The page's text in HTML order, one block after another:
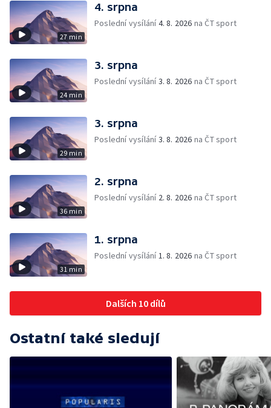
27 min
4. srpna
Poslední vysílání4. 8. 2026 na ČT sport
24 min
3. srpna
Poslední vysílání3. 8. 2026 na ČT sport
29 min
3. srpna
Poslední vysílání3. 8. 2026 na ČT sport
36 min
2. srpna
Poslední vysílání 2. 8. 2026 na ČT sport
31 min
1. srpna
Poslední vysílání1. 8. 2026 na ČT sport
Dalších 10 dílů
Ostatní také sledují